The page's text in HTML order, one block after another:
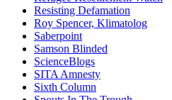
Resisting Defamation
Roy Spencer, Klimatolog
Saberpoint
Samson Blinded
ScienceBlogs
SITA Amnesty
Sixth Column